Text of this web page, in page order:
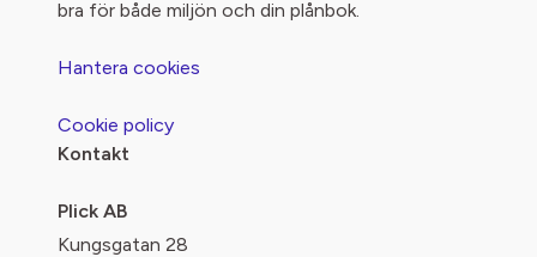
bra för både miljön och din plånbok.
Hantera cookies
Cookie policy
Kontakt
Plick AB
Kungsgatan 28